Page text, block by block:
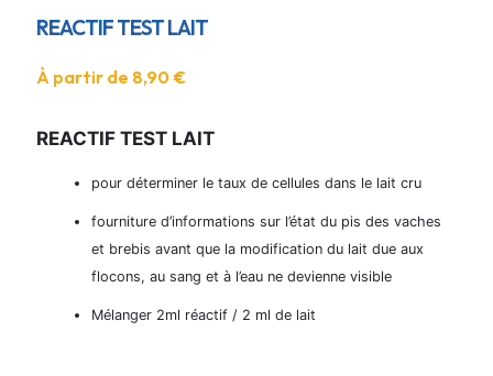
REACTIF TEST LAIT
À partir de 8,90 €
REACTIF TEST LAIT
pour déterminer le taux de cellules dans le lait cru
fourniture d’informations sur l’état du pis des vaches
et brebis avant que la modification du lait due aux
flocons, au sang et à l’eau ne devienne visible
Mélanger 2ml réactif / 2 ml de lait